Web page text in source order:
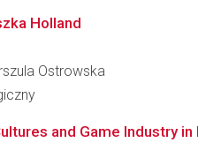
Holland
Ostrowska
and Game Industry